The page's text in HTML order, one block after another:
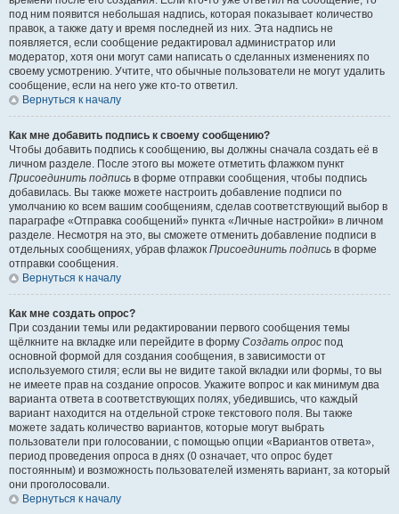
под ним появится небольшая надпись, которая показывает количество
правок, а также дату и время последней из них. Эта надпись не
появляется, если сообщение редактировал администратор или
модератор, хотя они могут сами написать о сделанных изменениях по
своему усмотрению. Учтите, что обычные пользователи не могут удалить
сообщение, если на него уже кто-то ответил.
Вернуться к началу
Как мне добавить подпись к своему сообщению?
Чтобы добавить подпись к сообщению, вы должны сначала создать её в
личном разделе. После этого вы можете отметить флажком пункт
Присоединить подпись в форме отправки сообщения, чтобы подпись
добавилась. Вы также можете настроить добавление подписи по
умолчанию ко всем вашим сообщениям, сделав соответствующий выбор в
параграфе «Отправка сообщений» пункта «Личные настройки» в личном
разделе. Несмотря на это, вы сможете отменить добавление подписи в
отдельных сообщениях, убрав флажок Присоединить подпись в форме
отправки сообщения.
Вернуться к началу
Как мне создать опрос?
При создании темы или редактировании первого сообщения темы
щёлкните на вкладке или перейдите в форму Создать опрос под
основной формой для создания сообщения, в зависимости от
используемого стиля; если вы не видите такой вкладки или формы, то вы
не имеете прав на создание опросов. Укажите вопрос и как минимум два
варианта ответа в соответствующих полях, убедившись, что каждый
вариант находится на отдельной строке текстового поля. Вы также
можете задать количество вариантов, которые могут выбрать
пользователи при голосовании, с помощью опции «Вариантов ответа»,
период проведения опроса в днях (0 означает, что опрос будет
постоянным) и возможность пользователей изменять вариант, за который
они проголосовали.
Вернуться к началу